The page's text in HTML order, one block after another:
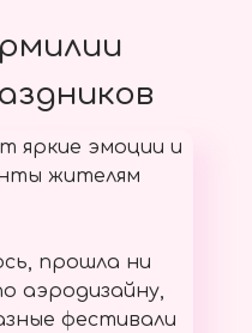
яркие эмоции и
жителям
прошла ни
аэродизайну,
фестивали